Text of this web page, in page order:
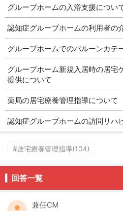
グループホームの入浴支援について
認知症グループホームの利用者の
グループホームでのバルーンカテ
グループホーム新規入居時の居宅
提供について
薬局の居宅療養管理指導について
認知症グループホームの訪問リハ
#居宅療養管理指導(104)
回答一覧
兼任CM